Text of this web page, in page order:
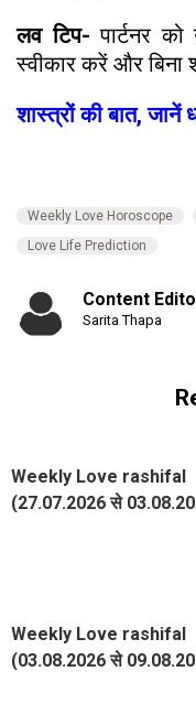
लव टिप-पार्टनर
स्वीकार करें और बिना
शास्त्रों की बात, जानें
Weekly Love Horoscope
Love Life Prediction
Content
Sarita Thapa
Weekly Love rashifal
(27.07.2026 से
Weekly Love rashifal
(03.08.2026 से